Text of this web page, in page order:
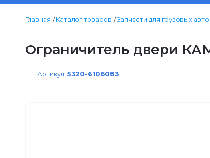
Главная Каталог товаров Запчасти для грузовых
Ограничитель двери
Артикул: 5320-6106083